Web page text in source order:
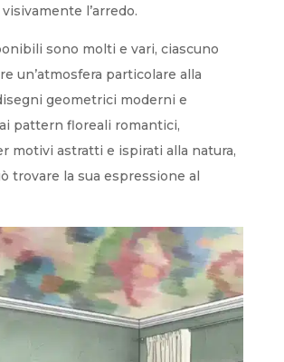
l’arredo.
sono molti e vari, ciascuno
un’atmosfera particolare alla
geometrici moderni e
pattern floreali romantici,
motivi astratti e ispirati alla natura,
trovare la sua espressione al